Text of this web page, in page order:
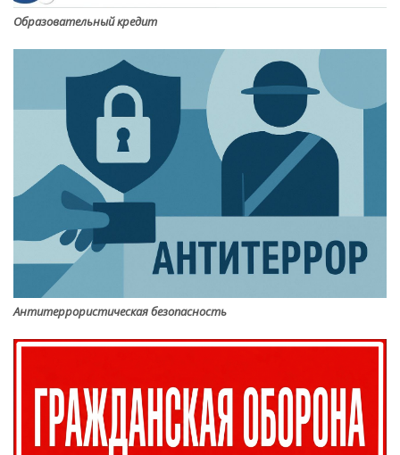
Образовательный кредит
Антитеррористическая безопасность